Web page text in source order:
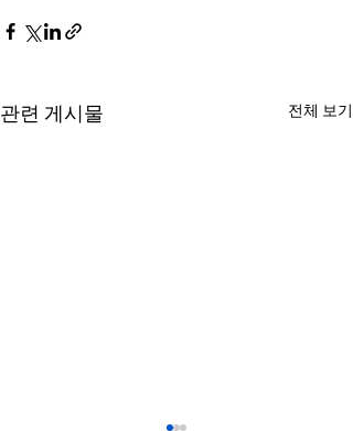
관련 게시물 전체 보기